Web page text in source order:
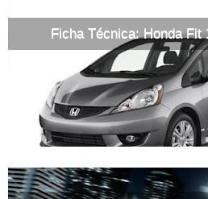
Ficha Técnica: Honda Fit